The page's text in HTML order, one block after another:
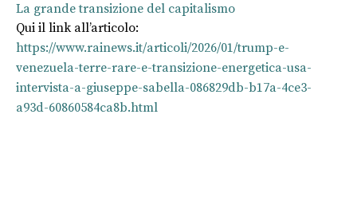
La grande transizione del capitalismo
Qui il link all’articolo:
https://www.rainews.it/articoli/2026/01/trump-e-
venezuela-terre-rare-e-transizione-energetica-usa-
intervista-a-giuseppe-sabella-086829db-b17a-4ce3-
a93d-60860584ca8b.html